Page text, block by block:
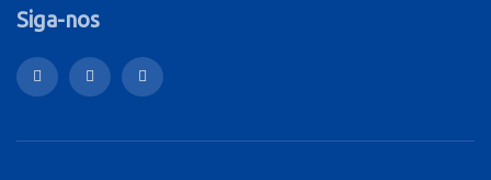
Siga-nos